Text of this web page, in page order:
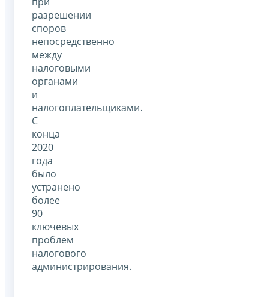
разрешении
споров
непосредственно
между
налоговыми
органами
и
налогоплательщиками.
С
конца
2020
года
было
устранено
более
90
ключевых
проблем
налогового
администрирования.